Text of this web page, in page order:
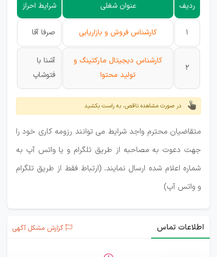
ردیف عنوان شغلی شرایط احراز
1 کارشناس فروش و بازاریابی صرفا آقا
2
کارشناس دیجیتال مارکتینگ و
تولید محتوا
آشنا با
فتوشاپ
در صورت مشاهده ناقص، به راست بکشید
متقاضیان محترم واجد شرایط می توانند رزومه کاری خود را
جهت دعوت به مصاحبه از طریق تلگرام و یا واتس آپ به
شماره اعلام شده ارسال نمایند. (ارتباط فقط از طریق تلگرام
و واتس آپ)
اطلاعات تماس گزارش مشکل آگهی